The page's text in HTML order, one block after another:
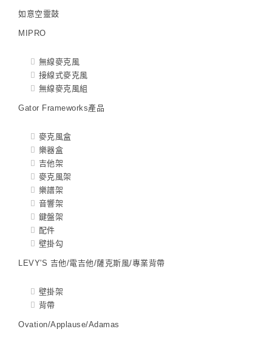
如意空靈鼓
MIPRO
無線麥克風
接線式麥克風
無線麥克風組
Gator Frameworks產品
麥克風盒
樂器盒
吉他架
麥克風架
樂譜架
音響架
鍵盤架
配件
壁掛勾
LEVY'S 吉他/電吉他/薩克斯風/專業背帶
壁掛架
背帶
Ovation/Applause/Adamas